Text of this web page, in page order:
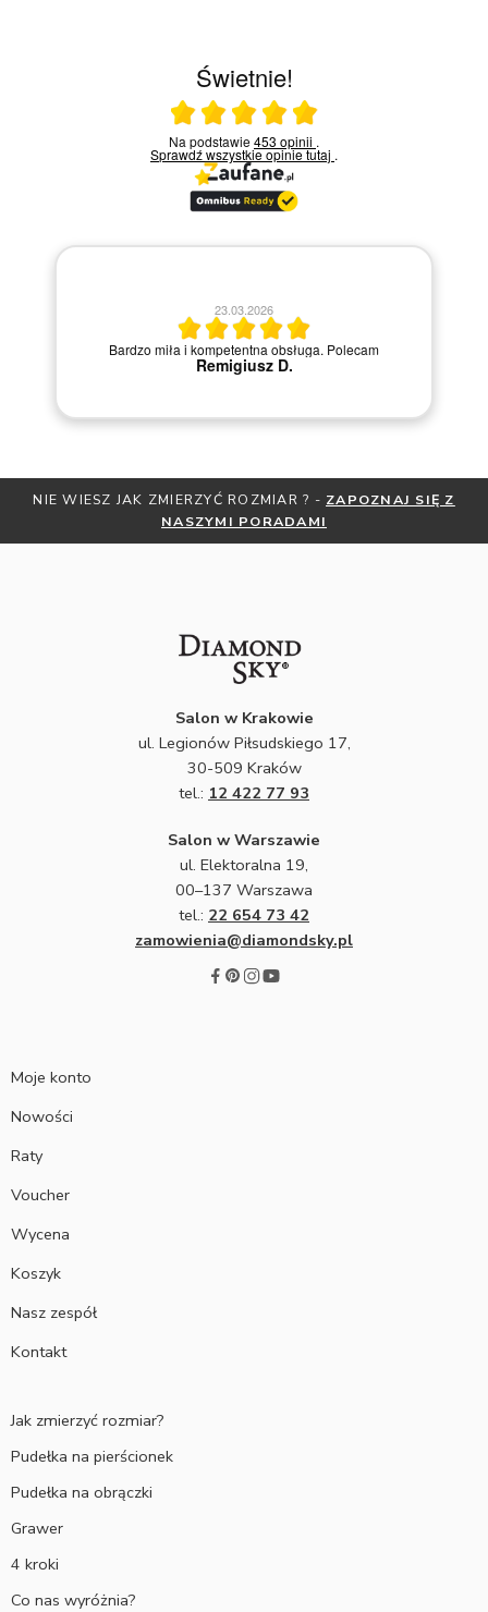
Świetnie!
Ocena średnia 5 na 5
Na podstawie453 opinii .
Sprawdź wszystkie opinietutaj .
23.03.2026
Bardzo miła i kompetentna obsługa. Polecam
Remigiusz D.
NIE WIESZ JAK ZMIERZYĆ ROZMIAR ? - ZAPOZNAJ SIĘ Z
NASZYMI PORADAMI
Salon w Krakowie
ul. Legionów Piłsudskiego 17,
30-509 Kraków
tel.: 12 422 77 93
Salon w Warszawie
ul. Elektoralna 19,
00–137 Warszawa
tel.: 22 654 73 42
zamowienia@diamondsky.pl
Moje konto
Nowości
Raty
Voucher
Wycena
Koszyk
Nasz zespół
Kontakt
Jak zmierzyć rozmiar?
Pudełka na pierścionek
Pudełka na obrączki
Grawer
4 kroki
Co nas wyróżnia?